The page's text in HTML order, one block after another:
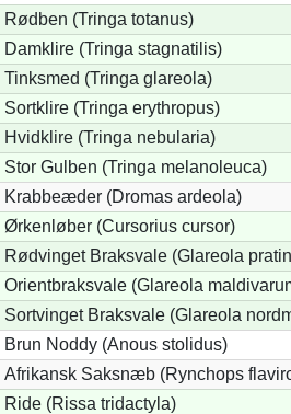
Rødben (Tringa totanus)
Damklire (Tringa stagnatilis)
Tinksmed (Tringa glareola)
Sortklire (Tringa erythropus)
Hvidklire (Tringa nebularia)
Stor Gulben (Tringa melanoleuca)
Krabbeæder (Dromas ardeola)
Ørkenløber (Cursorius cursor)
Rødvinget Braksvale (Glareola
Orientbraksvale (Glareola
Sortvinget Braksvale (Glareola
Brun Noddy (Anous stolidus)
Afrikansk Saksnæb (Rynchops
Ride (Rissa tridactyla)